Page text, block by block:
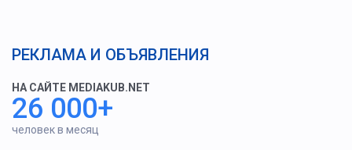
РЕКЛАМА И ОБЪЯВЛЕНИЯ
НА САЙТЕ MEDIAKUB.NET
26 000+
человек в месяц